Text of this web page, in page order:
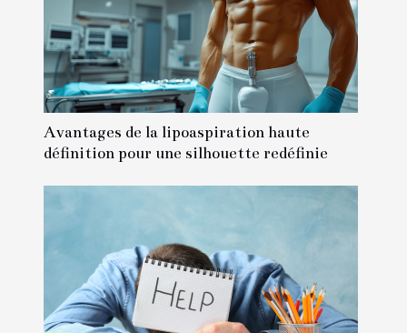
Avantages de la lipoaspiration haute
définition pour une silhouette redéfinie